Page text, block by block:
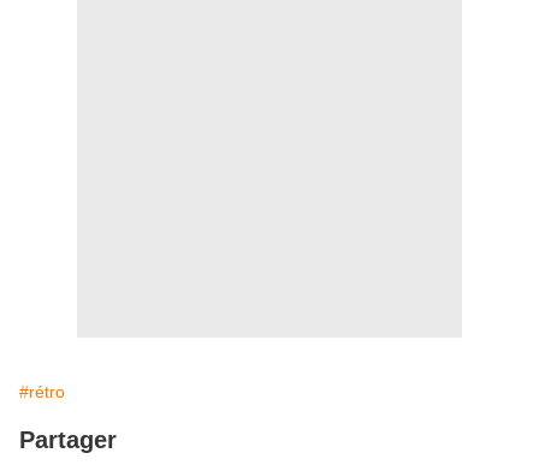
#rétro
Partager